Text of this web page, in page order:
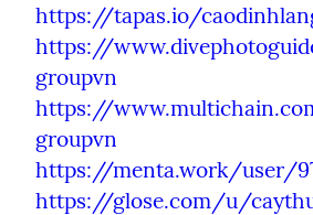
https://tapas.io/
https://
groupvn
https://
groupvn
https://menta.work/user/
https://glose.com/u/